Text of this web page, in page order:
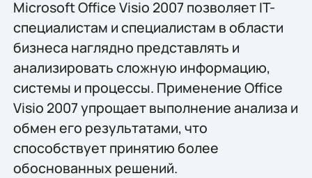
Microsoft Office Visio 2007 позволяет IT-
специалистам и специалистам в области
бизнеса наглядно представлять и
анализировать сложную информацию,
системы и процессы. Применение Office
Visio 2007 упрощает выполнение анализа и
обмен его результатами, что
способствует принятию более
обоснованных решений.